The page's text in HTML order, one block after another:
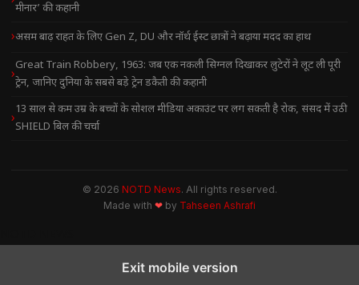
मीनार’ की कहानी
असम बाढ़ राहत के लिए Gen Z, DU और नॉर्थ ईस्ट छात्रों ने बढ़ाया मदद का हाथ
Great Train Robbery, 1963: जब एक नकली सिग्नल दिखाकर लुटेरों ने लूट ली पूरी
ट्रेन, जानिए दुनिया के सबसे बड़े ट्रेन डकैती की कहानी
13 साल से कम उम्र के बच्चों के सोशल मीडिया अकाउंट पर लग सकती है रोक, संसद में उठी
SHIELD बिल की चर्चा
© 2026 NOTD News. All rights reserved.
Made with ❤ by Tahseen Ashrafi
Exit mobile version